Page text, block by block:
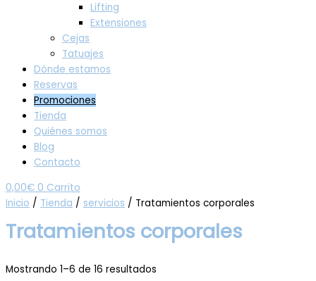
Lifting
Extensiones
Cejas
Tatuajes
Dónde estamos
Reservas
Promociones
Tienda
Quiénes somos
Blog
Contacto
0,00€ 0 Carrito
Inicio / Tienda / servicios / Tratamientos corporales
Tratamientos corporales
Mostrando 1–6 de 16 resultados